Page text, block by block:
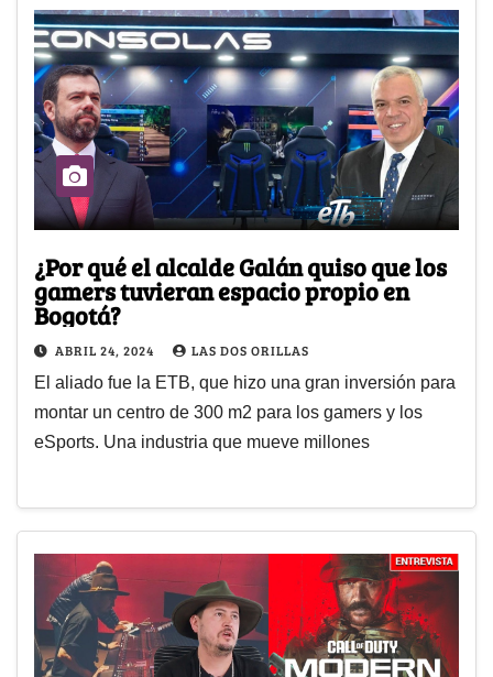
¿Por qué el alcalde Galán quiso que los
gamers tuvieran espacio propio en
Bogotá?
ABRIL 24, 2024 LAS DOS ORILLAS
El aliado fue la ETB, que hizo una gran inversión para
montar un centro de 300 m2 para los gamers y los
eSports. Una industria que mueve millones